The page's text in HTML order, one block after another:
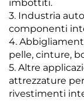
imbottiti.
3. Industria
componenti
4.
pelle, cinture,
5. Altre
attrezzature
rivestimenti